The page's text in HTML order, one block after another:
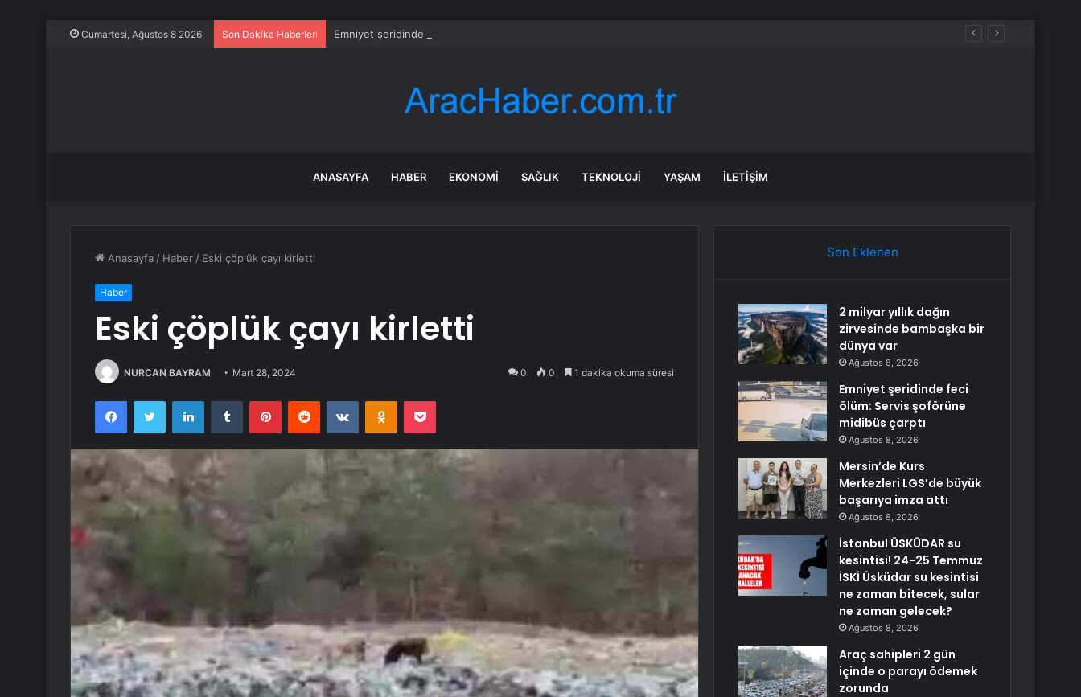
Cumartesi, Ağustos 8 2026 Son Dakika Haberleri Emniyet şeridinde feci ölüm: Servis şoförüne midibüs çarptı
ANASAYFA HABER EKONOMI SAĞLIK TEKNOLOJI YAŞAM İLETIŞIM
Anasayfa / Haber / Eski çöplük çayı kirletti
Haber
Eski çöplük çayı kirletti
NURCAN BAYRAM Mart 28, 2024 0 0 1 dakika okuma süresi
FacebookTwitter LinkedInTumblr PinterestReddit VKontakteOdnoklassniki
Pocket
Son Eklenen
2 milyar yıllık dağın
zirvesinde bambaşka bir
dünya var
Ağustos 8, 2026
Emniyet şeridinde feci
ölüm: Servis şoförüne
midibüs çarptı
Ağustos 8, 2026
Mersin’de Kurs
Merkezleri LGS’de büyük
başarıya imza attı
Ağustos 8, 2026
İstanbul ÜSKÜDAR su
kesintisi! 24-25 Temmuz
İSKİ Üsküdar su kesintisi
ne zaman bitecek, sular
ne zaman gelecek?
Ağustos 8, 2026
Araç sahipleri 2 gün
içinde o parayı ödemek
zorunda